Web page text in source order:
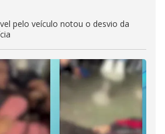
pelo veículo notou o desvio da